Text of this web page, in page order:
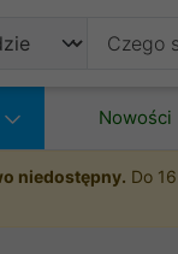
Nowości
niedostępny. Do